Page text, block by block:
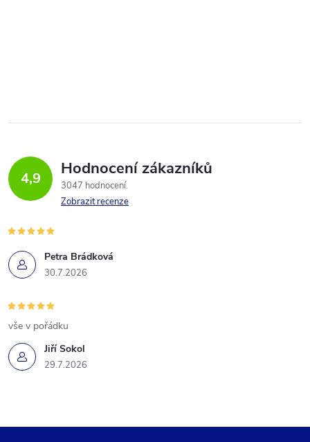
4,9 Hodnocení zákazníků
3047 hodnocení
Zobrazit recenze
Petra Brádková
30.7.2026
Jiří Sokol
29.7.2026
vše v pořádku